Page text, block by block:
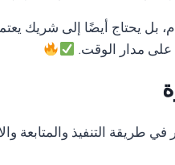
بل يحتاج أيضًا إلى شريك
مدار الوقت.
التنفيذ والمتابعة